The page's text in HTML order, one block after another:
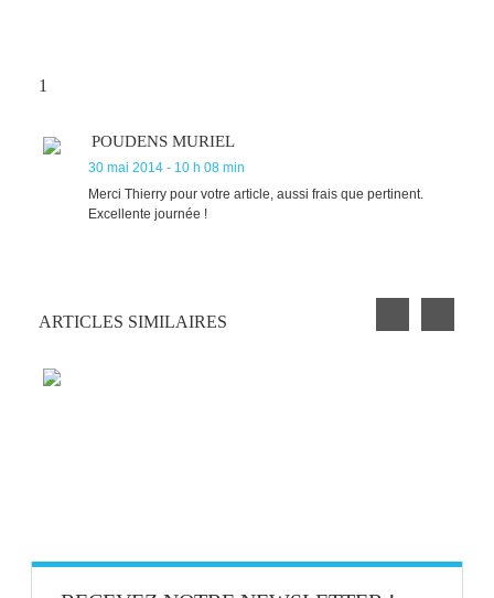
1
POUDENS MURIEL
30 mai 2014 - 10 h 08 min
Merci Thierry pour votre article, aussi frais que pertinent.
Excellente journée !
ARTICLES SIMILAIRES